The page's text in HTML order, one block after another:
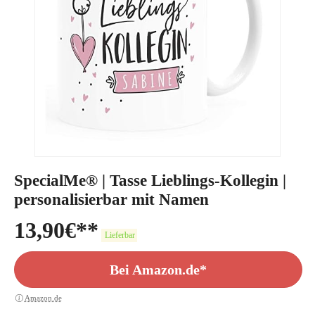
SpecialMe® | Tasse Lieblings-Kollegin |
personalisierbar mit Namen
13,90€ Lieferbar
Bei Amazon.de*
Amazon.de